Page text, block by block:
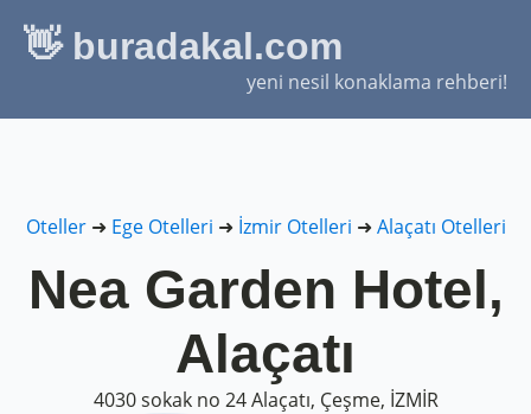
👋 buradakal.com
yeni nesil konaklama rehberi!
Oteller➜ Ege Otelleri ➜ İzmir Otelleri ➜ Alaçatı Otelleri
Nea Garden Hotel,
Alaçatı
4030 sokak no 24 Alaçatı, Çeşme, İZMİR